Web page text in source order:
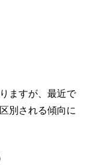
ますが、最近で
別される傾向に